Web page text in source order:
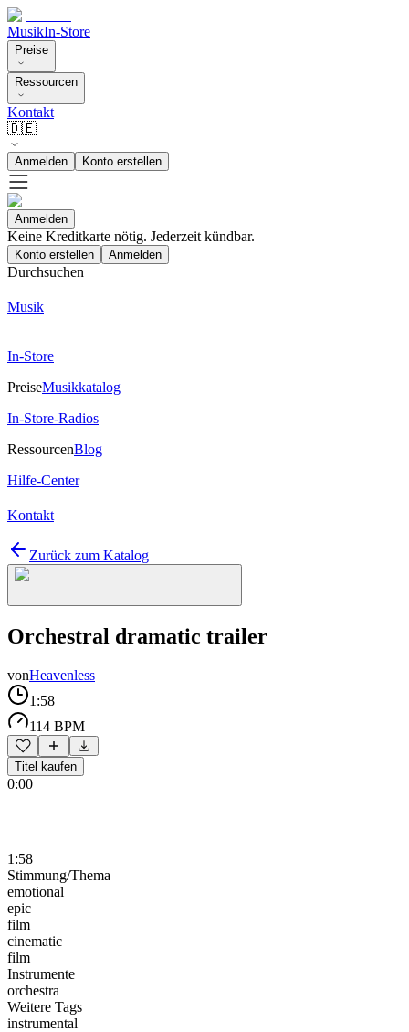
MusikIn-Store
Preise
Ressourcen
Kontakt
🇩🇪
Anmelden Konto erstellen
Anmelden
Keine Kreditkarte nötig. Jederzeit kündbar.
Konto erstellen Anmelden
Durchsuchen
Musik
In-Store
PreiseMusikkatalog
In-Store-Radios
RessourcenBlog
Hilfe-Center
Kontakt
Zurück zum Katalog
Orchestral dramatic trailer
vonHeavenless
1:58
114 BPM
Titel kaufen
0:00
1:58
Stimmung/Thema
emotional
epic
film
cinematic
film
Instrumente
orchestra
Weitere Tags
instrumental